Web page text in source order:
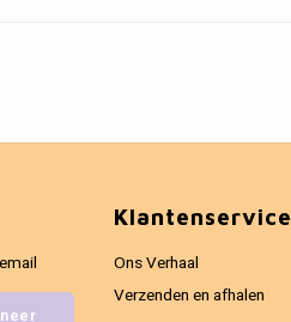
Klantenservice
Ons Verhaal
Verzenden en afhalen